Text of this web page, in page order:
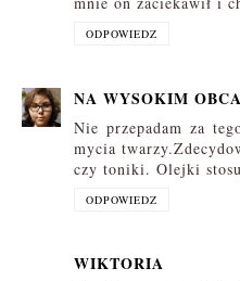
ODPOWIEDZ
NA WYSOKIM
Nie przepadam za
mycia
czy toniki. Olejki
ODPOWIEDZ
WIKTORIA